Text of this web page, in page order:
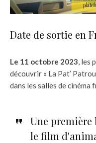
Date de sortie en
Le 11 octobre 2023, les
découvrir « La Pat’
dans les salles de cinéma
Une première
le film